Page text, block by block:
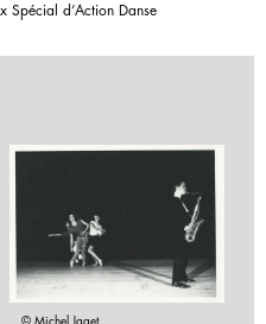
Spécial d’Action Danse
© Michel Jaget